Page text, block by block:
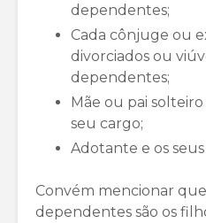
dependentes;
Cada cônjuge ou
divorciados ou
dependentes;
Mãe ou pai
seu cargo;
Adotante e os
Convém mencionar
dependentes são os